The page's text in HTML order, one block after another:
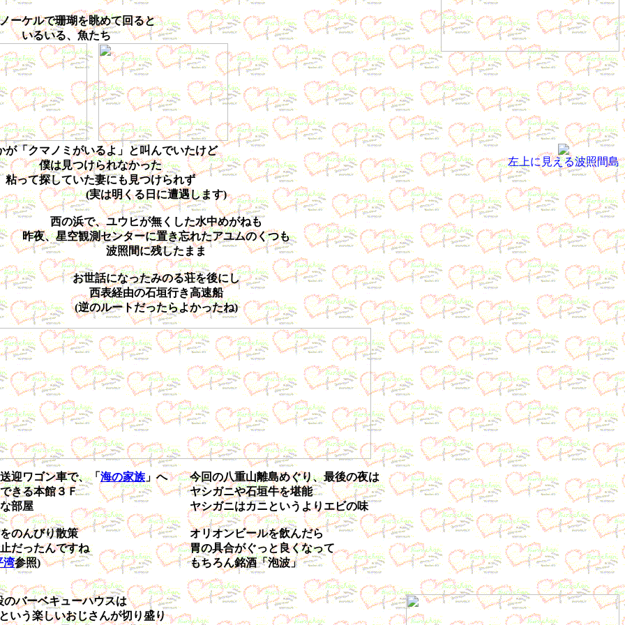
ーケルで珊瑚を眺めて回ると
いるいる、魚たち
左上に見える波照間島
が「クマノミがいるよ」と叫んでいたけど
僕は見つけられなかった
粘って探していた妻にも見つけられず
(実は明くる日に遭遇します)
西の浜で、ユウヒが無くした水中めがねも
昨夜、星空観測センターに置き忘れたアユムのくつも
波照間に残したまま
お世話になったみのる荘を後にし
西表経由の石垣行き高速船
(逆のルートだったらよかったね)
迎ワゴン車で、「 海の家族」へ
きる本館３Ｆ
部屋
のんびり散策
だったんですね
湾参照)
今回の八重山離島めぐり、最後の夜は
ヤシガニや石垣牛を堪能
ヤシガニはカニというよりエビの味
オリオンビールを飲んだら
胃の具合がぐっと良くなって
もちろん銘酒「泡波」
のバーベキューハウスは
いう楽しいおじさんが切り盛り